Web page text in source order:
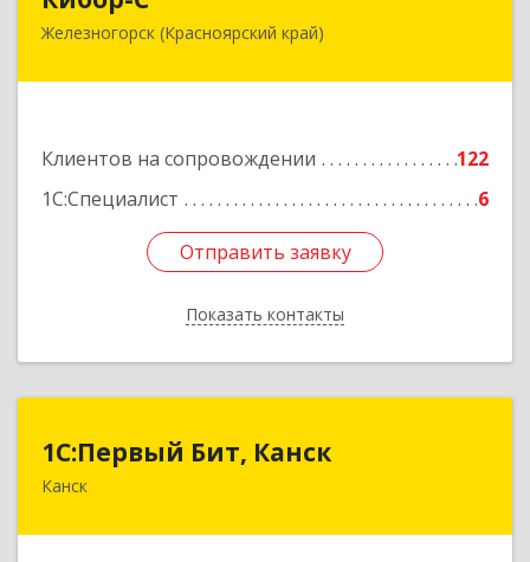
Железногорск (Красноярский край)
Клиентов на сопровождении
122
1С:Специалист
6
Отправить заявку
Показать контакты
662973, Красноярский край, Железногорск г,
Отправить заявку
Назад
1С:Первый Бит, Канск
Канск